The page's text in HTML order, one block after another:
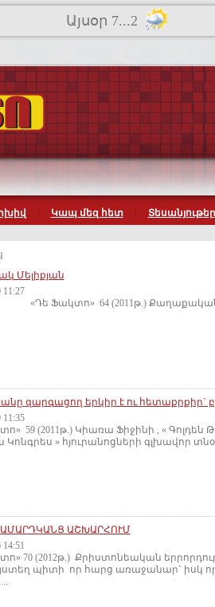
Այսօր 7...2
Կապ մեզ հետ Տեսանյութեր
Մելիքյան
11:27
64 (2011թ.) Քաղաքական
զարգացող երկիր է ու հետաքրքիր`
11:35
59 (2011թ.) Կիառա Ֆիջինի , « Գոլդեն
» հյուրանոցների գլխավոր
ԱՇԽԱՐՀՈՒՄ
70 (2012թ.) Քրիստոնեական
պիտի որ հարց առաջանար` իսկ